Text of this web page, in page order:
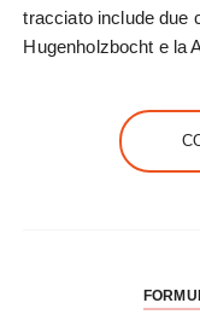
tracciato include due
Hugenholzbocht e la